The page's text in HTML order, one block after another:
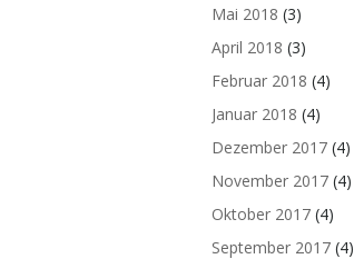
Mai 2018 (3)
April 2018 (3)
Februar 2018 (4)
Januar 2018 (4)
Dezember 2017 (4)
November 2017 (4)
Oktober 2017 (4)
September 2017 (4)